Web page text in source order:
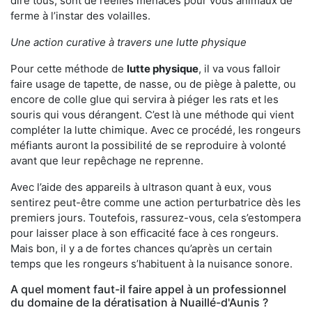
ferme à l’instar des volailles.
Une action curative à travers une lutte physique
Pour cette méthode de lutte physique, il va vous falloir
faire usage de tapette, de nasse, ou de piège à palette, ou
encore de colle glue qui servira à piéger les rats et les
souris qui vous dérangent. C’est là une méthode qui vient
compléter la lutte chimique. Avec ce procédé, les rongeurs
méfiants auront la possibilité de se reproduire à volonté
avant que leur repêchage ne reprenne.
Avec l’aide des appareils à ultrason quant à eux, vous
sentirez peut-être comme une action perturbatrice dès les
premiers jours. Toutefois, rassurez-vous, cela s’estompera
pour laisser place à son efficacité face à ces rongeurs.
Mais bon, il y a de fortes chances qu’après un certain
temps que les rongeurs s’habituent à la nuisance sonore.
A quel moment faut-il faire appel à un professionnel
du domaine de la dératisation à Nuaillé-d'Aunis ?